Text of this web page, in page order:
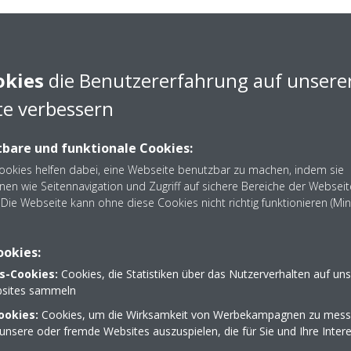
Business Units für die verschiedenen Märkte und
und Produktausrichtung im Heating Bereich
auf Wärmepumpen Rechnung. Mit Blick auf den
optimiert die Daikin Gruppe so ihr Angebot in diesem Bereich.
im Heizungsmarkt ist und die richtigen Produkte für
hat“, so Filip De Graeve, Geschäftsführer Daikin Airconditioning
Vertriebsstruktur erweitert: Neben den bisherigen
die sechs Daikin Regionalbüros in Berlin, Düsseldorf,
Showrooms und Schulungsräumen eine optimale
gemeint; aus Gründen der einfacheren Lesbarkeit wird
die Benutzererfahrung auf
verbessern
und funktionale Cookies:
helfen dabei, eine Webseite benutzbar zu machen, indem sie
wie Seitennavigation und Zugriff auf sichere Bereiche der
Webseite kann ohne diese Cookies nicht richtig funktionieren
Cookies: Cookies, die Statistiken über das Nutzerverhalten auf
sammeln
Cookies, um die Wirksamkeit von Werbekampagnen zu
oder fremde Websites auszuspielen, die für Sie und Ihre